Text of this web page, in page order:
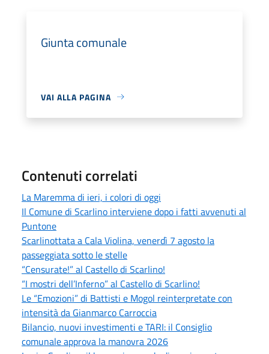
Giunta comunale
VAI ALLA PAGINA
Contenuti correlati
La Maremma di ieri, i colori di oggi
Il Comune di Scarlino interviene dopo i fatti avvenuti al
Puntone
Scarlinottata a Cala Violina, venerdì 7 agosto la
passeggiata sotto le stelle
“Censurate!” al Castello di Scarlino!
“I mostri dell’Inferno” al Castello di Scarlino!
Le “Emozioni” di Battisti e Mogol reinterpretate con
intensità da Gianmarco Carroccia
Bilancio, nuovi investimenti e TARI: il Consiglio
comunale approva la manovra 2026